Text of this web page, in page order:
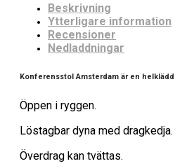
Beskrivning
Ytterligare information
Recensioner
Nedladdningar
Konferensstol Amsterdam är en
Öppen i ryggen.
Löstagbar dyna med dragkedja.
Överdrag kan tvättas.